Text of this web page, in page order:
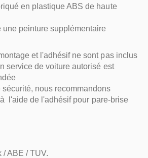
en plastique ABS de haute
une peinture supplémentaire
et l'adhésif ne sont pas inclus
service de voiture autorisé est
sécurité, nous recommandons
l'aide de l'adhésif pour pare-brise
/ ABE / TUV.